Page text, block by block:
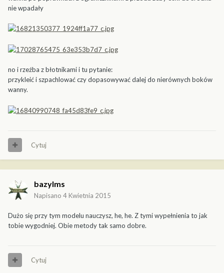
nie wpadały
no i rzeźba z błotnikami i tu pytanie:
przykleić i szpachlować czy dopasowywać dalej do nierównych boków
wanny.
Cytuj
bazylms
Napisano 4 Kwietnia 2015
Dużo się przy tym modelu nauczysz, he, he. Z tymi wypełnienia to jak
tobie wygodniej. Obie metody tak samo dobre.
Cytuj